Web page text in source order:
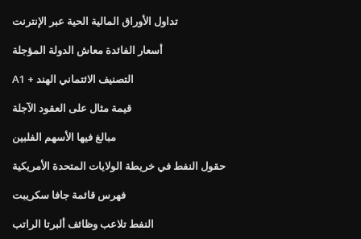
تداول الأوراق المالية الحية عبر الإنترنت
أسعار الفائدة معاش الدولة المؤجلة
A1 + التصنيف الائتماني الهند
قيمة مثال على العقود الآجلة
مبالغ فيها الأسهم الفلبين
حقول النفط في خريطة الولايات المتحدة الأمريكية
فهرس قائمة جافا سكريبت
النفط تلاعب وظائف ألبرتا الراتب